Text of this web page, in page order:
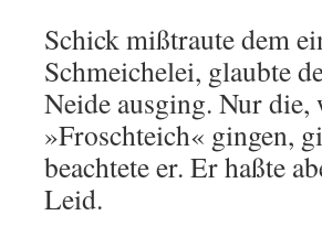
Schick mißtraute dem
Schmeichelei, glaubte
Neide ausging. Nur
»Froschteich« gingen,
beachtete er. Er haßte
Leid.